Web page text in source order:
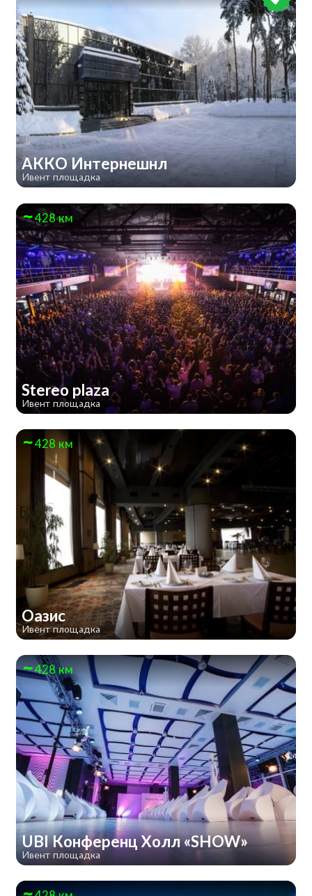
АККО Интернешнл
Ивент площадка
428 км
Stereo plaza
Ивент площадка
428 км
Оазис
Ивент площадка
428 км
UBI Конференц Холл «SHOW»
Ивент площадка